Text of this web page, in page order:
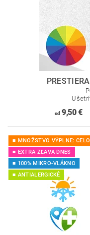
od9,50 €
■ MNOŽSTVO VÝPLNE:
■ EXTRA ZĽAVA DNES
■ 100% MIKRO-VLÁKNO
■ ANTIALERGICKÉ